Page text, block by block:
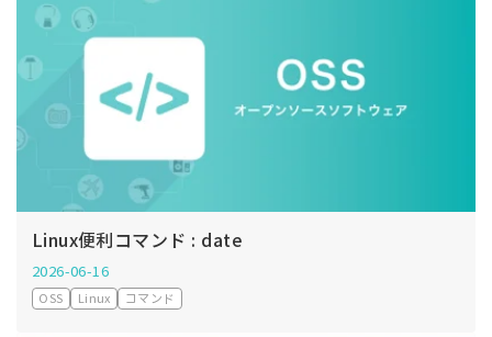
Linux便利コマンド : date
2026-06-16
OSS Linux コマンド